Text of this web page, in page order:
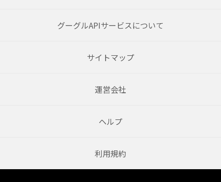
グーグルAPIサービスについて
サイトマップ
運営会社
ヘルプ
利用規約